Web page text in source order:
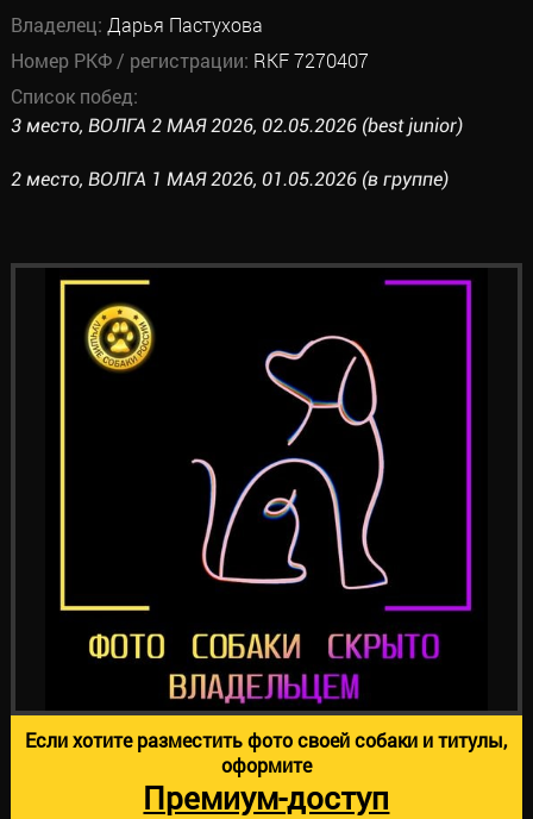
Владелец: Дарья Пастухова
Номер РКФ / регистрации: RKF 7270407
Список побед:
3 место, ВОЛГА 2 МАЯ 2026, 02.05.2026 (best junior)
2 место, ВОЛГА 1 МАЯ 2026, 01.05.2026 (в группе)
Если хотите разместить фото своей собаки и титулы,
оформите
Премиум-доступ